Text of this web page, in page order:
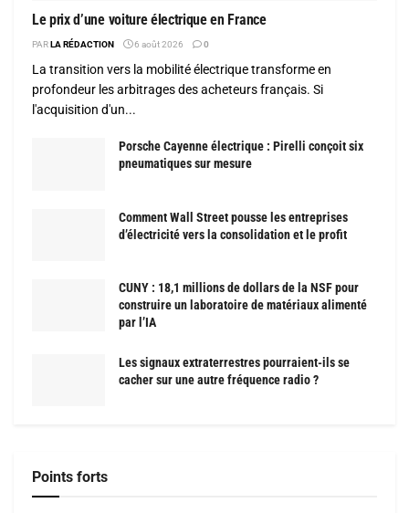
Le prix d’une voiture électrique en France
PAR LA RÉDACTION 6 août 2026 0
La transition vers la mobilité électrique transforme en
profondeur les arbitrages des acheteurs français. Si
l'acquisition d'un...
Porsche Cayenne électrique : Pirelli conçoit six
pneumatiques sur mesure
Comment Wall Street pousse les entreprises
d’électricité vers la consolidation et le profit
CUNY : 18,1 millions de dollars de la NSF pour
construire un laboratoire de matériaux alimenté
par l’IA
Les signaux extraterrestres pourraient-ils se
cacher sur une autre fréquence radio ?
Points forts